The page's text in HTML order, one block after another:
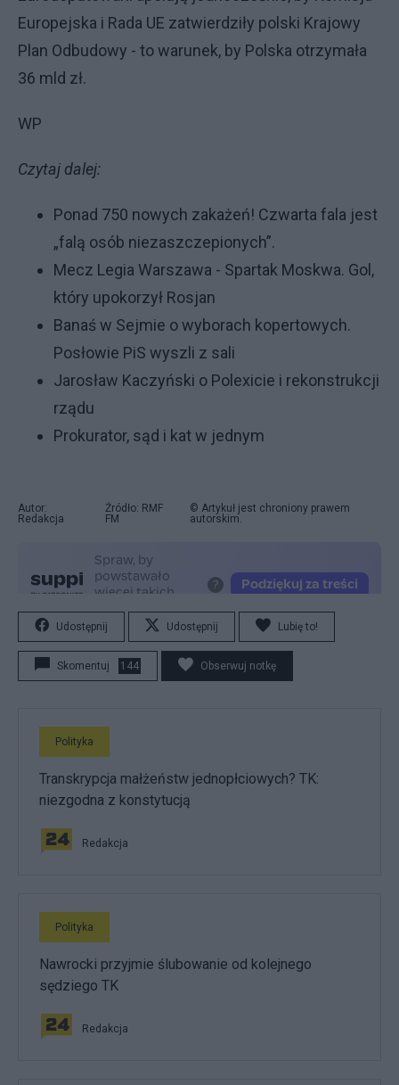
Europejska i Rada UE zatwierdziły polski Krajowy
Plan Odbudowy - to warunek, by Polska otrzymała
36 mld zł.
WP
Czytaj dalej:
Ponad 750 nowych zakażeń! Czwarta fala jest
„falą osób niezaszczepionych”.
Mecz Legia Warszawa - Spartak Moskwa. Gol,
który upokorzył Rosjan
Banaś w Sejmie o wyborach kopertowych.
Posłowie PiS wyszli z sali
Jarosław Kaczyński o Polexicie i rekonstrukcji
rządu
Prokurator, sąd i kat w jednym
Autor:
Redakcja
Źródło: RMF
FM
© Artykuł jest chroniony prawem
autorskim.
Udostępnij Udostępnij Lubię to!
Skomentuj 144 Obserwuj notkę
Polityka
Transkrypcja małżeństw jednopłciowych? TK:
niezgodna z konstytucją
Redakcja
Polityka
Nawrocki przyjmie ślubowanie od kolejnego
sędziego TK
Redakcja